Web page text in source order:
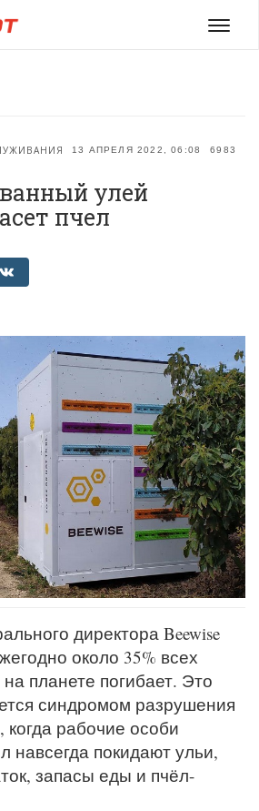
Меню
13 АПРЕЛЯ 2022, 06:08 6983
улей
пчел
директора Beewise
около 35% всех
планете погибает. Это
синдромом разрушения
рабочие особи
навсегда покидают ульи,
запасы еды и пчёл-